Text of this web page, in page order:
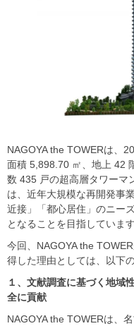
NAGOYA the TOWERは、
面積 5,898.70 ㎡、地上 42
数 435 戸の超高層タワーマ
は、近年大規模な再開発事
近接」「都心居住」のニー
となることを目指しています
今回、NAGOYA the
得した理由としては、以下
１、文献調査に基づく地域
全に貢献
NAGOYA the TOWERは、